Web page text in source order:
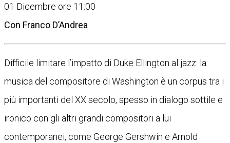
01 Dicembre ore 11:00
Con Franco D’Andrea
Difficile limitare l’impatto di Duke Ellington al jazz: la
musica del compositore di Washington è un corpus tra i
più importanti del XX secolo, spesso in dialogo sottile e
ironico con gli altri grandi compositori a lui
contemporanei, come George Gershwin e Arnold